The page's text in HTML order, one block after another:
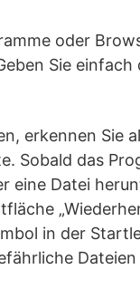
oder
Sie einfach
erkennen Sie
Sobald das
eine Datei
in der